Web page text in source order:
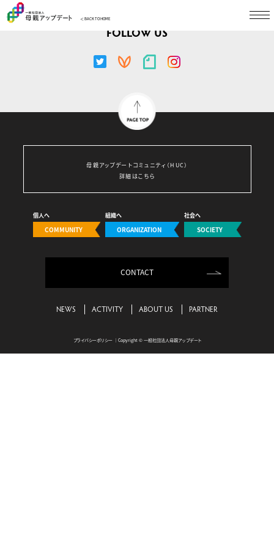
＜ BACK TO HOME
FOLLOW US
母親アップデートコミュニティ（HUC）
詳細はこちら
COMMUNITY
個人へ
ORGANIZATION
組織へ
SOCIETY
社会へ
CONTACT
NEWS ACTIVITY ABOUT US PARTNER
プライバシーポリシー｜Copyright © 一般社団法人母親アップデート